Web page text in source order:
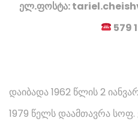
ელ.ფოსტა:
579
დაიბადა 1962 წლის 2
1979 წელს დაამთავრა სოფ.